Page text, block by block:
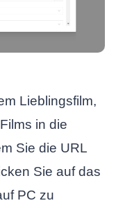
Lieblingsfilm,
in die
Sie die URL
Sie auf das
PC zu